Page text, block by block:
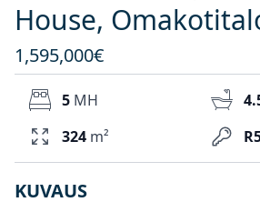
House,
1,595,000€
5 MH
324 m²
KUVAUS